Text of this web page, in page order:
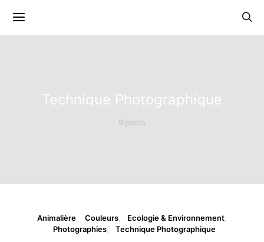
Technique Photographique
9 posts
Animalière Couleurs
Ecologie & Environnement
Photographies
Technique Photographique